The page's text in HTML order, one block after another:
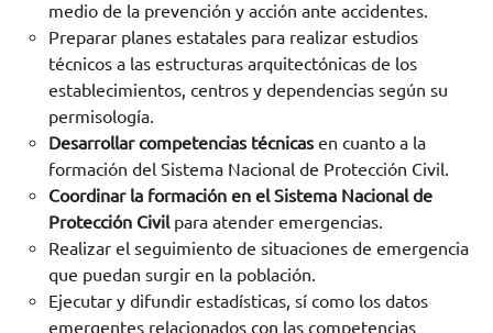
medio de la prevención y acción ante accidentes.
Preparar planes estatales para realizar estudios
técnicos a las estructuras arquitectónicas de los
establecimientos, centros y dependencias según su
permisología.
Desarrollar competencias técnicas en cuanto a la
formación del Sistema Nacional de Protección Civil.
Coordinar la formación en el Sistema Nacional de
Protección Civilpara atender emergencias.
Realizar el seguimiento de situaciones de emergencia
que puedan surgir en la población.
Ejecutar y difundir estadísticas, sí como los datos
emergentes relacionados con las competencias